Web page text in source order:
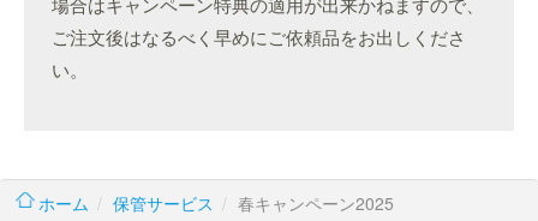
ご注文後はなるべく早めにご依頼品をお出しくださ
い。
ホーム 保管サービス 春キャンペーン2025